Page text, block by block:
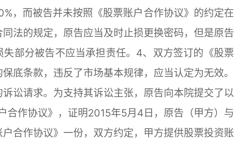
，而被告并未按照《股票账户合作协议》的约定在
法的规定，原告应当及时止损更换密码，但是原告
部分被告不应当承担责任。4、双方签订的《股票
底条款，违反了市场基本规律，应当认定为无效。
讼请求。为支持其诉讼主张，原告向本院提交了以
合作协议》，证明2015年5月4日，原告（甲方）与
合作协议》一份，双方约定，甲方提供股票投资账